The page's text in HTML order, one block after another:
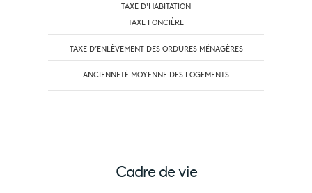
TAXE D'HABITATION
TAXE FONCIÈRE
TAXE D’ENLÈVEMENT DES ORDURES MÉNAGÈRES
ANCIENNETÉ MOYENNE DES LOGEMENTS
Cadre de vie